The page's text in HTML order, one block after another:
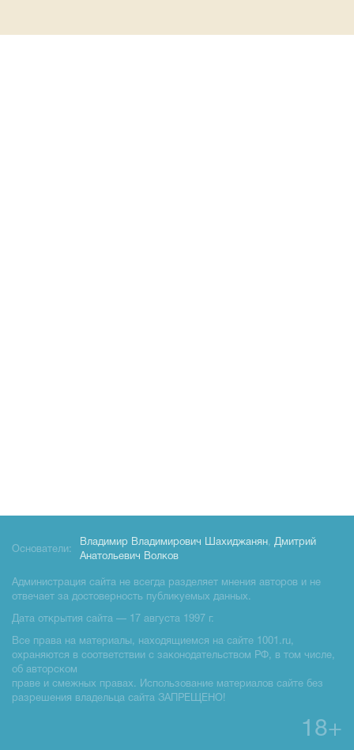
Основатели:
Владимир Владимирович Шахиджанян, Дмитрий
Анатольевич Волков
Администрация сайта не всегда разделяет мнения авторов и не
отвечает за достоверность публикуемых данных.
Дата открытия сайта — 17 августа 1997 г.
Все права на материалы, находящиемся на сайте 1001.ru,
охраняются в соответствии с законодательством РФ, в том числе,
об авторском
праве и смежных правах. Использование материалов сайте без
разрешения владельца сайта ЗАПРЕЩЕНО!
18+